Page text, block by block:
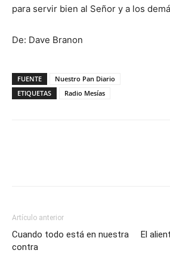
para servir bien al Señor y a los
De: Dave Branon
FUENTE
Nuestro Pan Diario
ETIQUETAS
Radio Mesías
Artículo anterior
Cuando todo está en nuestra
contra
El